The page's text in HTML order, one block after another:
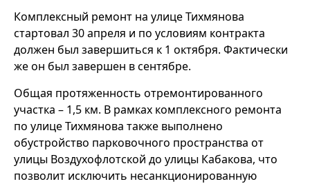
Комплексный ремонт на улице Тихмянова
стартовал 30 апреля и по условиям контракта
должен был завершиться к 1 октября. Фактически
же он был завершен в сентябре.
Общая протяженность отремонтированного
участка – 1,5 км. В рамках комплексного ремонта
по улице Тихмянова также выполнено
обустройство парковочного пространства от
улицы Воздухофлотской до улицы Кабакова, что
позволит исключить несанкционированную